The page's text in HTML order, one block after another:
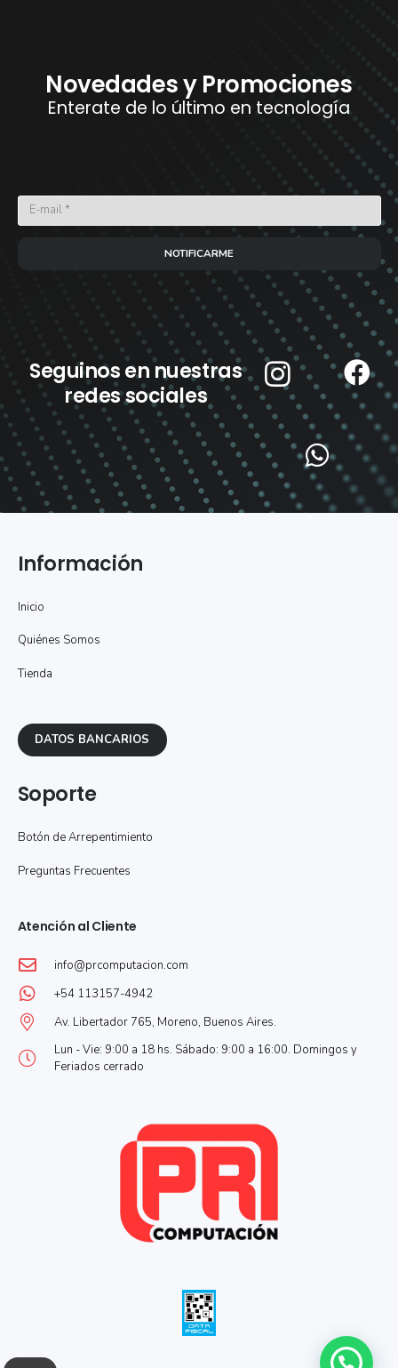
Novedades y Promociones
Enterate de lo último en tecnología
NOTIFICARME
Seguinos en nuestras
redes sociales
Información
Inicio
Quiénes Somos
Tienda
DATOS BANCARIOS
Soporte
Botón de Arrepentimiento
Preguntas Frecuentes
Atención al Cliente
info@prcomputacion.com
+54 113157-4942
Av. Libertador 765, Moreno, Buenos Aires.
Lun - Vie: 9:00 a 18 hs. Sábado: 9:00 a 16:00. Domingos y
Feriados cerrado